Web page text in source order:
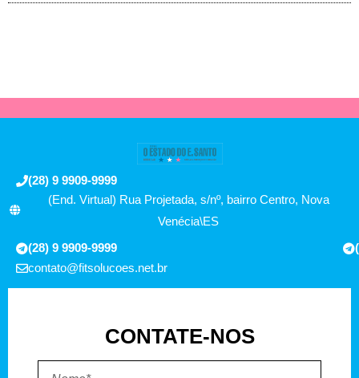
(28) 9 9909-9999
(End. Virtual) Rua Projetada, s/nº, bairro Centro, Nova
Venécia\ES
(28) 9 9909-9999
contato@fitsolucoes.net.br
CONTATE-NOS